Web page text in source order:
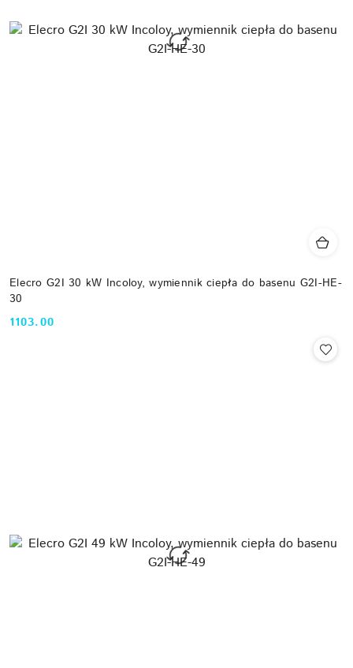
Elecro G2I 30 kW Incoloy, wymiennik ciepła do basenu G2I-HE-
30
Cena:
1103.00